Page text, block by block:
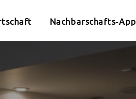
Nachbarschafts-App